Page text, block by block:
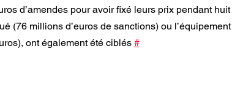
d’amendes pour avoir fixé leurs prix pendant huit
(76 millions d’euros de sanctions) ou l’équipement
ont également été ciblés #